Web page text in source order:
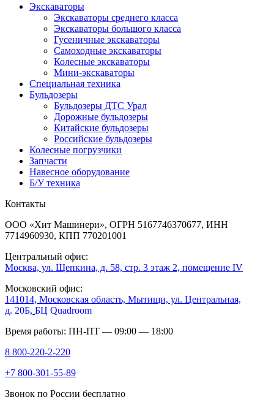
Экскаваторы
Экскаваторы среднего класса
Экскаваторы большого класса
Гусеничные экскаваторы
Самоходные экскаваторы
Колесные экскаваторы
Мини-экскаваторы
Специальная техника
Бульдозеры
Бульдозеры ДТС Урал
Дорожные бульдозеры
Китайские бульдозеры
Российские бульдозеры
Колесные погрузчики
Запчасти
Навесное оборудование
Б/У техника
Контакты
ООО «Хит Машинери», ОГРН 5167746370677, ИНН
7714960930, КПП 770201001
Центральный офис:
Москва, ул. Щепкина, д. 58, стр. 3 этаж 2, помещение IV
Московский офис:
141014, Московская область, Мытищи, ул. Центральная,
д. 20Б, БЦ Quadroom
Время работы: ПН-ПТ — 09:00 — 18:00
8 800-220-2-220
+7 800-301-55-89
Звонок по России бесплатно